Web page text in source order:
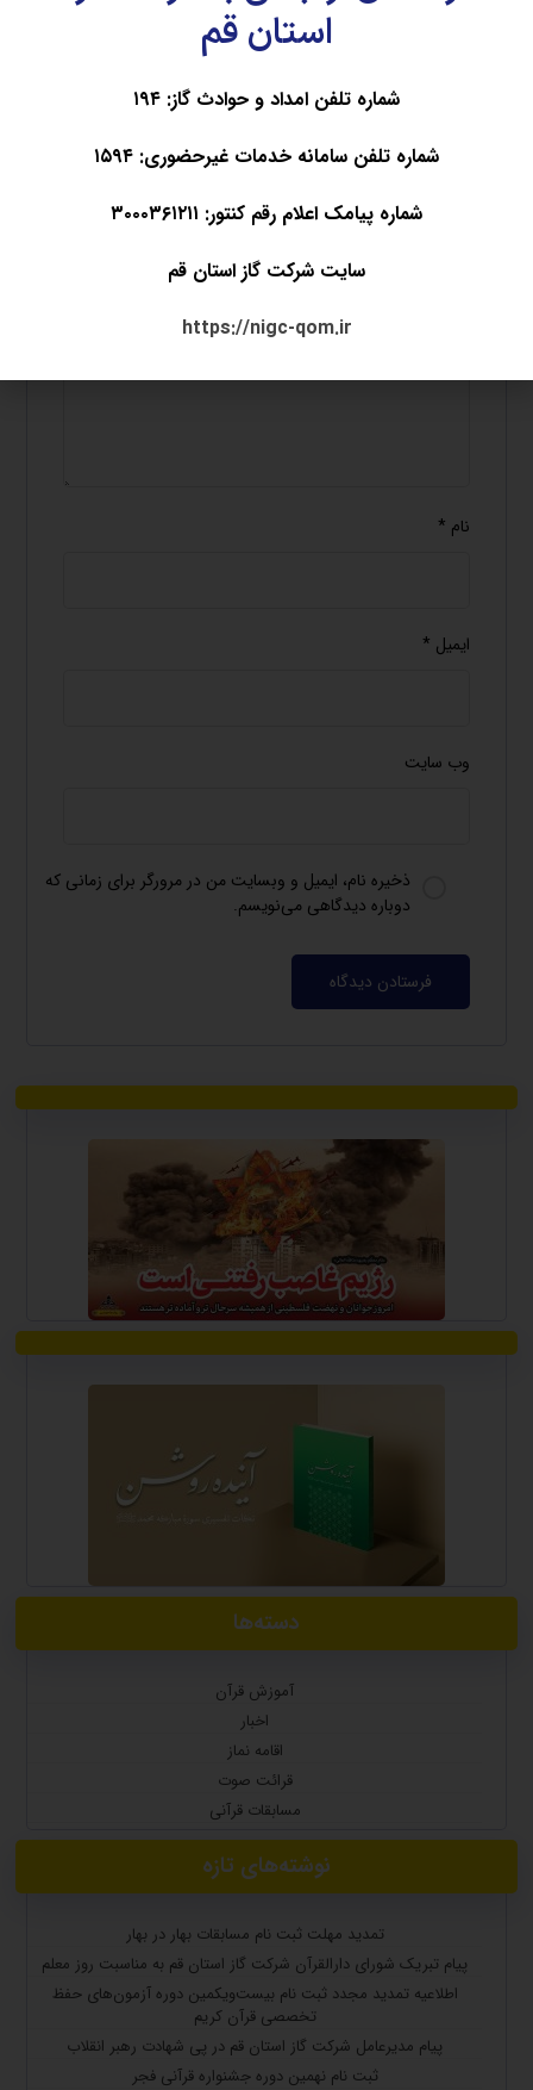
بدون دیدگاه
دیدگاهتان را بنویسید
موردنیاز علامت‌گذاری شده‌اند*
نام *
ایمیل *
وب‌ سایت
ذخیره نام، ایمیل و وبسایت من در مرورگر برای زمانی که
دوباره دیدگاهی می‌نویسم.
دسته‌ها
آموزش قرآن
اخبار
اقامه نماز
قرائت صوت
مسابقات قرآنی
نوشته‌های تازه
تمدید مهلت ثبت نام مسابقات بهار در بهار
پیام تبریک شورای دارالقرآن شرکت گاز استان قم به مناسبت روز معلم
اطلاعیه تمدید مجدد ثبت نام بیست‌ویکمین دوره آزمون‌های حفظ
تخصصی قرآن کریم
پیام مدیرعامل شرکت گاز استان قم در پی شهادت رهبر انقلاب
ثبت نام نهمین دوره جشنواره قرآنی فجر
استان قم
شماره تلفن امداد و حوادث گاز: ۱۹۴
شماره تلفن سامانه خدمات غیرحضوری: ۱۵۹۴
شماره پیامک اعلام رقم کنتور: ۳۰۰۰۳۶۱۲۱۱
سایت شرکت گاز استان قم
https://nigc-qom.ir